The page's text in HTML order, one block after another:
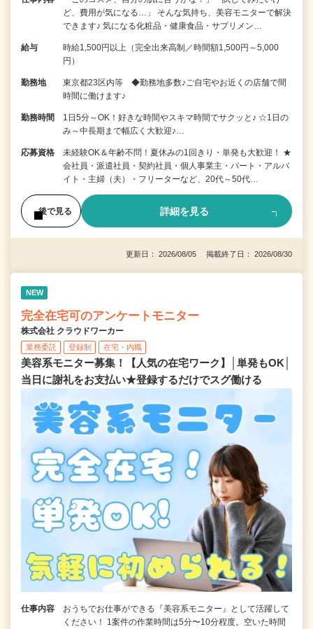
ど、費用が気になる…」 そんな気持ち、美容モニターで解決
できます♪ 気になる化粧品・健康食品・サプリメン…
給与
時給1,500円以上（完全出来高制／時間額1,500円～5,000
円）
勤務地
東京都23区内等 ◆勤務地多数♪ご自宅やお近くの店舗で間
時間に働けます♪
勤務時間
1日5分～OK！好きな時間やスキマ時間でサクッと♪ ☆1日の
み～中長期まで幅広く大歓迎♪…
応募資格
未経験OK＆年齢不問！夏休みの1回きり・単発も大歓迎！ ★
会社員・派遣社員・契約社員・個人事業主・パート・アルバ
イト・主婦（夫）・フリーターなど、20代～50代…
後で見る 詳細を見る
更新日： 2026/08/05 掲載終了日： 2026/08/30
NEW
完全在宅可のアンケートモニター
株式会社 クラウドワーカー
業務委託 登録制 在宅・内職
美容系モニター募集！【人気の在宅ワーク】│単発もOK│
当日に謝礼をお支払い★登録するだけでスグ働ける
仕事内容
おうちでお仕事ができる『美容系モニター』として活躍して
ください！ 1案件の作業時間は5分〜10分程度。空いた時間